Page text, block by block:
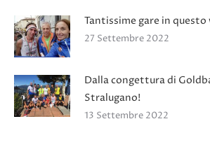
Tantissime gare in questo
27 Settembre 2022
Dalla congettura di
Stralugano!
13 Settembre 2022